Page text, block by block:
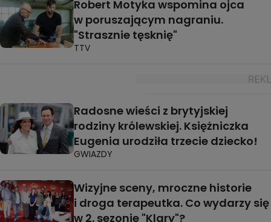
Robert Motyka wspomina ojca
w poruszającym nagraniu.
"Strasznie tęsknię"
TTV
Radosne wieści z brytyjskiej
rodziny królewskiej. Księżniczka
Eugenia urodziła trzecie dziecko!
GWIAZDY
Wizyjne sceny, mroczne historie
i droga terapeutka. Co wydarzy się
w 2. sezonie "Klary"?